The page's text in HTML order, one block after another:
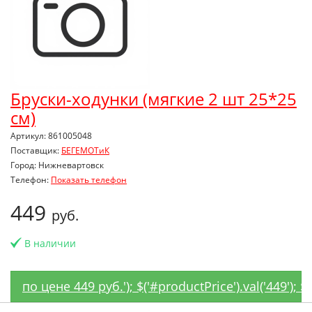
Бруски-ходунки (мягкие 2 шт 25*25
см)
Артикул: 861005048
Поставщик: БЕГЕМОТиК
Город: Нижневартовск
Телефон: Показать телефон
449 руб.
В наличии
по цене 449 руб.'); $('#productPrice').val('449');